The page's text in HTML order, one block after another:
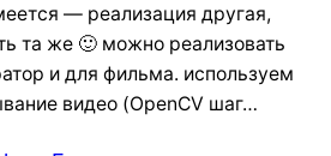
— реализация другая,
та же 🙂 можно реализовать
и для фильма. используем
видео (OpenCV шаг…